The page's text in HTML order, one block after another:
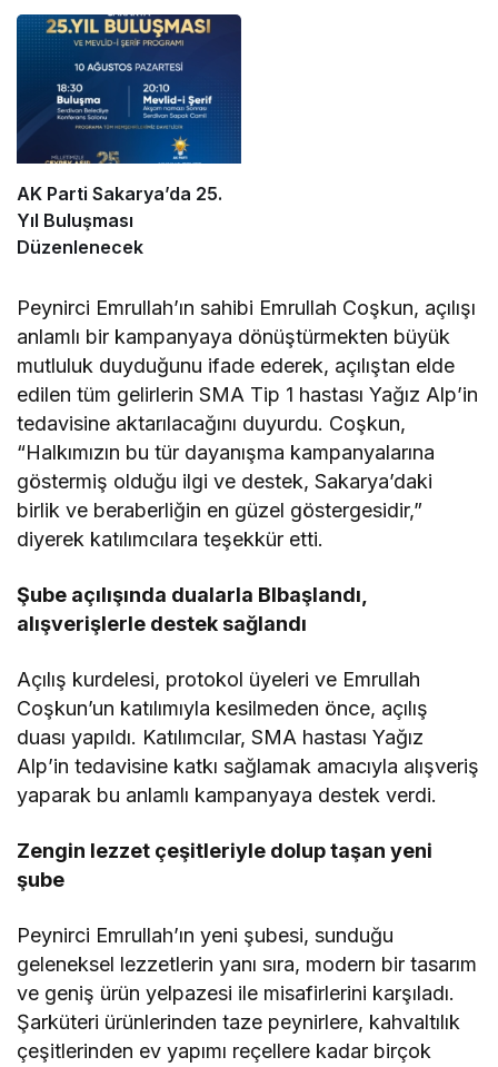
AK Parti Sakarya’da 25.
Yıl Buluşması
Düzenlenecek
Peynirci Emrullah’ın sahibi Emrullah Coşkun, açılışı
anlamlı bir kampanyaya dönüştürmekten büyük
mutluluk duyduğunu ifade ederek, açılıştan elde
edilen tüm gelirlerin SMA Tip 1 hastası Yağız Alp’in
tedavisine aktarılacağını duyurdu. Coşkun,
“Halkımızın bu tür dayanışma kampanyalarına
göstermiş olduğu ilgi ve destek, Sakarya’daki
birlik ve beraberliğin en güzel göstergesidir,”
diyerek katılımcılara teşekkür etti.
Şube açılışında dualarla Blbaşlandı,
alışverişlerle destek sağlandı
Açılış kurdelesi, protokol üyeleri ve Emrullah
Coşkun’un katılımıyla kesilmeden önce, açılış
duası yapıldı. Katılımcılar, SMA hastası Yağız
Alp’in tedavisine katkı sağlamak amacıyla alışveriş
yaparak bu anlamlı kampanyaya destek verdi.
Zengin lezzet çeşitleriyle dolup taşan yeni
şube
Peynirci Emrullah’ın yeni şubesi, sunduğu
geleneksel lezzetlerin yanı sıra, modern bir tasarım
ve geniş ürün yelpazesi ile misafirlerini karşıladı.
Şarküteri ürünlerinden taze peynirlere, kahvaltılık
çeşitlerinden ev yapımı reçellere kadar birçok